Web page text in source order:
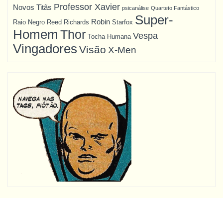
Novos Titãs Professor Xavier psicanálise Quarteto Fantástico
Raio Negro Reed Richards Robin Starfox Super-
Homem Thor Tocha Humana Vespa
Vingadores Visão X-Men